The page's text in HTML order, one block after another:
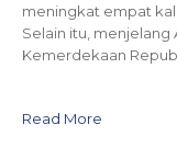
meningkat empat
Selain itu, menjelang
Kemerdekaan
Read More